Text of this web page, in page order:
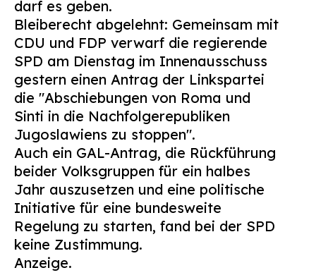
Kontakt
Suchen
nach:
darf es geben.
Bleiberecht abgelehnt: Gemeinsam mit
CDU und FDP verwarf die regierende
SPD am Dienstag im Innenausschuss
gestern einen Antrag der Linkspartei
die "Abschiebungen von Roma und
Sinti in die Nachfolgerepubliken
Jugoslawiens zu stoppen".
Auch ein GAL-Antrag, die Rückführung
beider Volksgruppen für ein halbes
Jahr auszusetzen und eine politische
Initiative für eine bundesweite
Regelung zu starten, fand bei der SPD
keine Zustimmung.
Anzeige.